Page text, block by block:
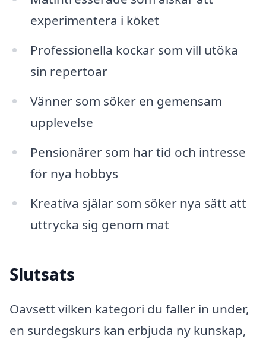
experimentera i köket
Professionella kockar som vill utöka
sin repertoar
Vänner som söker en gemensam
upplevelse
Pensionärer som har tid och intresse
för nya hobbys
Kreativa själar som söker nya sätt att
uttrycka sig genom mat
Slutsats
Oavsett vilken kategori du faller in under,
en surdegskurs kan erbjuda ny kunskap,